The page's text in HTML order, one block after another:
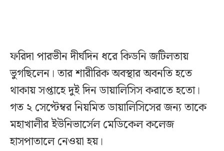
ফরিদা পারভীন দীর্ঘদিন ধরে কিডনি জটিলতায়
ভুগছিলেন। তার শারীরিক অবস্থার অবনতি হতে
থাকায় সপ্তাহে দুই দিন ডায়ালিসিস করাতে হতো।
গত ২ সেপ্টেম্বর নিয়মিত ডায়ালিসিসের জন্য তাকে
মহাখালীর ইউনিভার্সেল মেডিকেল কলেজ
হাসপাতালে নেওয়া হয়।